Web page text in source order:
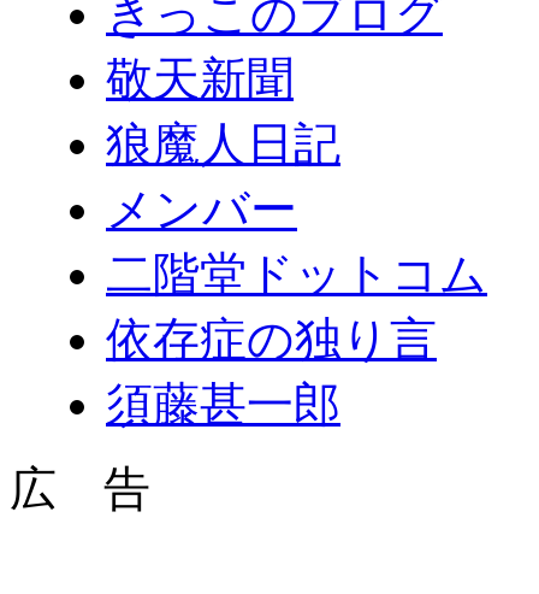
きっこのブログ
敬天新聞
狼魔人日記
メンバー
二階堂ドットコム
依存症の独り言
須藤甚一郎
広 告